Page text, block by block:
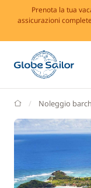
Prenota la tua
assicurazioni
GlobeSailor
Noleggio